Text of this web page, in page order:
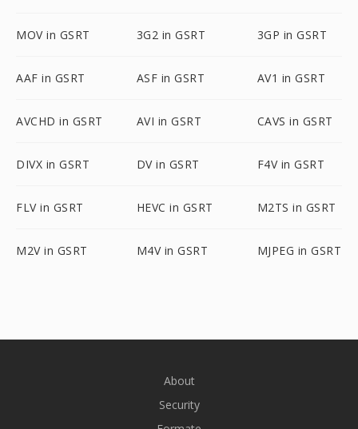
MOV in GSRT 3G2 in GSRT 3GP in GSRT
AAF in GSRT ASF in GSRT AV1 in GSRT
AVCHD in GSRT AVI in GSRT CAVS in GSRT
DIVX in GSRT DV in GSRT F4V in GSRT
FLV in GSRT HEVC in GSRT M2TS in GSRT
M2V in GSRT M4V in GSRT MJPEG in GSRT
About
Security